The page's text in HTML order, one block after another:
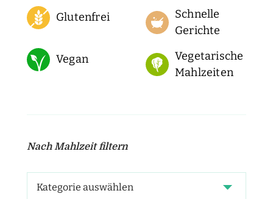
Glutenfrei
Schnelle
Gerichte
Vegan
Vegetarische
Mahlzeiten
Nach Mahlzeit filtern